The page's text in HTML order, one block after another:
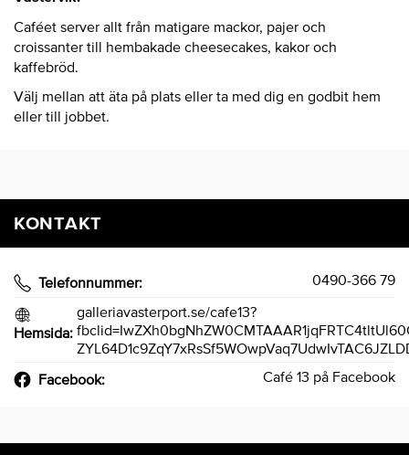
Caféet server allt från matigare mackor, pajer och
croissanter till hembakade cheesecakes, kakor och
kaffebröd.
Välj mellan att äta på plats eller ta med dig en godbit hem
eller till jobbet.
KONTAKT
Telefonnummer: 0490-366 79
Hemsida:
galleriavasterport.se/cafe13?
Facebook:
Café 13 på Facebook